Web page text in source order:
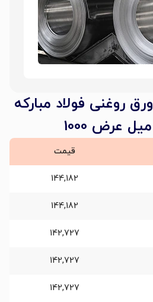
ورق روغنی فولاد مبارکه
قیمت
144,182
144,182
142,727
142,727
142,727